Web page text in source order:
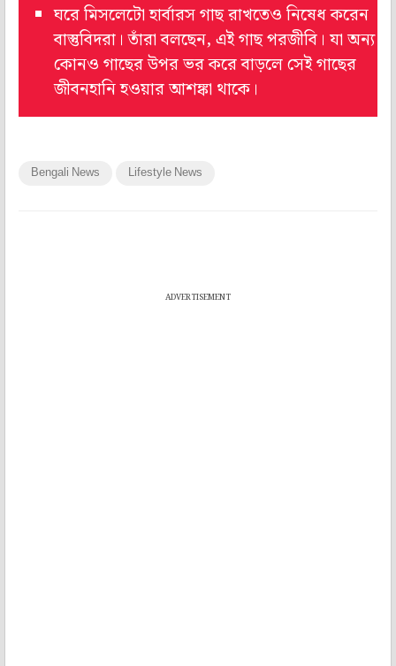
ঘরে মিসলেটো হার্বারস গাছ রাখতেও নিষেধ করেন
বাস্তুবিদরা। তাঁরা বলছেন, এই গাছ পরজীবি। যা অন্য
কোনও গাছের উপর ভর করে বাড়লে সেই গাছের
জীবনহানি হওয়ার আশঙ্কা থাকে।
Bengali News Lifestyle News
ADVERTISEMENT